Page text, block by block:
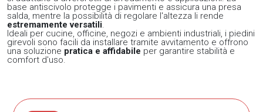
base antiscivolo protegge i pavimenti e assicura una presa
salda, mentre la possibilità di regolare l'altezza li rende
estremamente versatili.
Ideali per cucine, officine, negozi e ambienti industriali, i piedini
girevoli sono facili da installare tramite avvitamento e offrono
una soluzione pratica e affidabile per garantire stabilità e
comfort d'uso.